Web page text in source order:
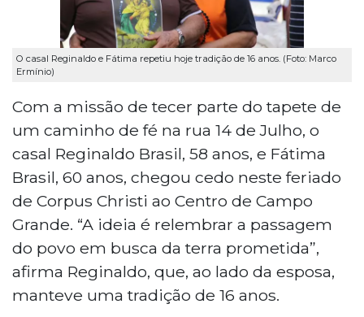
O casal Reginaldo e Fátima repetiu hoje tradição de 16 anos. (Foto: Marco
Ermínio)
Com a missão de tecer parte do tapete de
um caminho de fé na rua 14 de Julho, o
casal Reginaldo Brasil, 58 anos, e Fátima
Brasil, 60 anos, chegou cedo neste feriado
de Corpus Christi ao Centro de Campo
Grande. “A ideia é relembrar a passagem
do povo em busca da terra prometida”,
afirma Reginaldo, que, ao lado da esposa,
manteve uma tradição de 16 anos.